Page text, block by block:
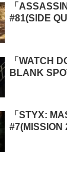
「
#81(SIDE
「WATCH
BLANK
「STYX:
#7(MISSION